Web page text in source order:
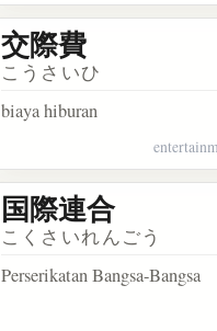
kosakata 国際法
交際費
こうさいひ
biaya hiburan
kosakata 国際協力事業団
国際連合
こくさいれんごう
Perserikatan Bangsa-Bangsa